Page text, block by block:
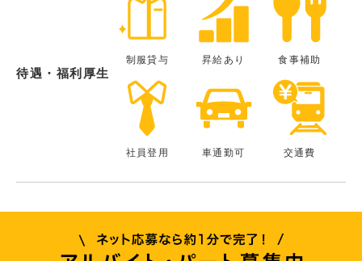
待遇・福利厚生
制服貸与 昇給あり 食事補助
社員登用 車通勤可 交通費